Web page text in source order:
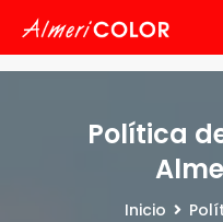
Política
Inicio